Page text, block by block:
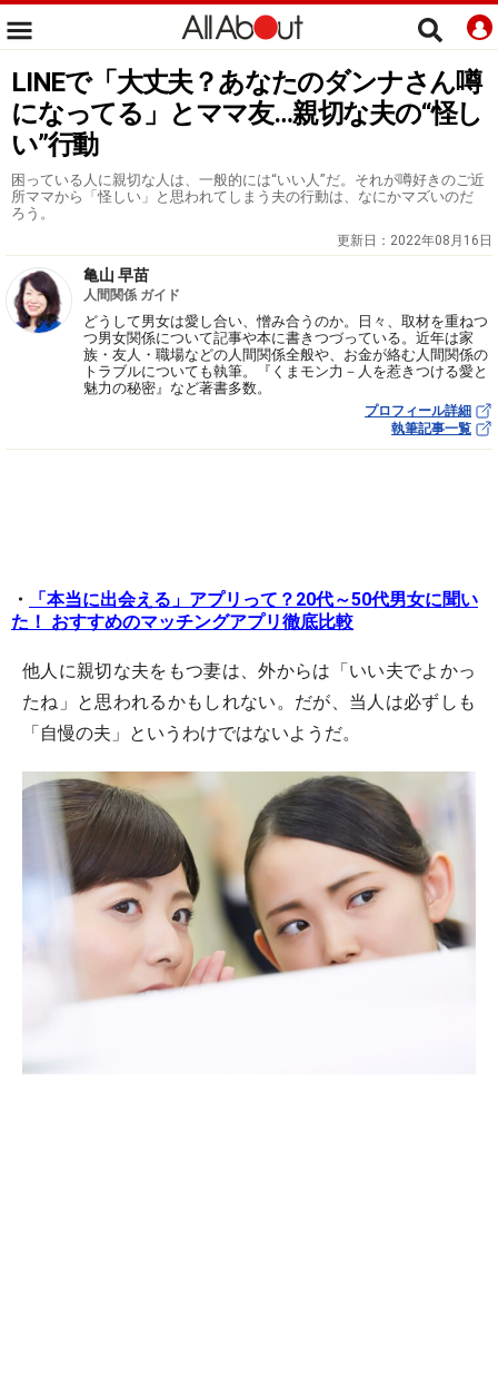
LINEで「大丈夫？あなたのダンナさん噂
になってる」とママ友…親切な夫の“怪し
い”行動
困っている人に親切な人は、一般的には“いい人”だ。それが噂好きのご近
所ママから「怪しい」と思われてしまう夫の行動は、なにかマズいのだ
ろう。
更新日： 2022年08月16日
亀山 早苗
人間関係 ガイド
どうして男女は愛し合い、憎み合うのか。日々、取材を重ねつ
つ男女関係について記事や本に書きつづっている。近年は家
族・友人・職場などの人間関係全般や、お金が絡む人間関係の
トラブルについても執筆。『くまモン力－人を惹きつける愛と
魅力の秘密』など著書多数。
プロフィール詳細
執筆記事一覧
・
「本当に出会える」アプリって？20代～50代男女に聞い
た！ おすすめのマッチングアプリ徹底比較
他人に親切な夫をもつ妻は、外からは「いい夫でよかっ
たね」と思われるかもしれない。だが、当人は必ずしも
「自慢の夫」というわけではないようだ。